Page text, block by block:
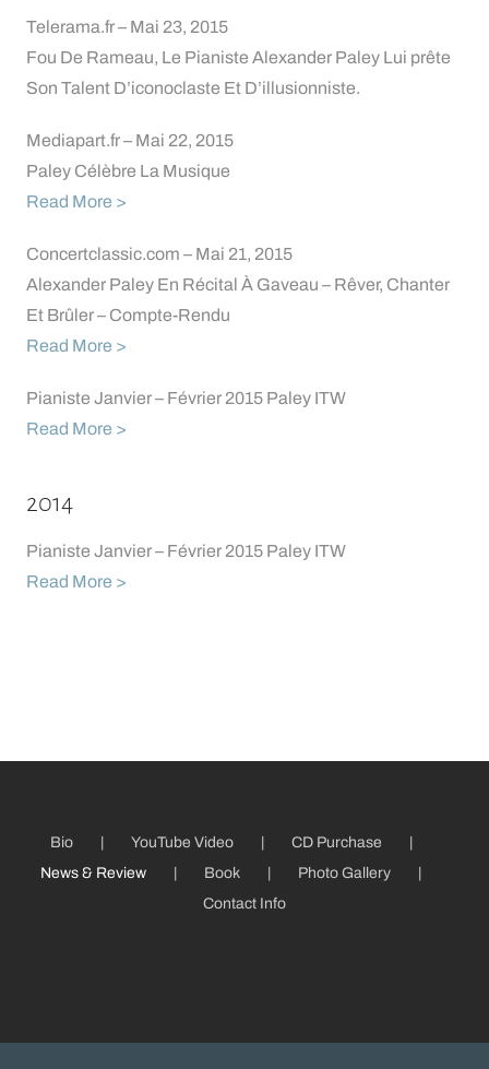
Telerama.fr – Mai 23, 2015
Fou De Rameau, Le Pianiste Alexander Paley Lui prête
Son Talent D’iconoclaste Et D’illusionniste.
Mediapart.fr – Mai 22, 2015
Paley Célèbre La Musique
Read More >
Concertclassic.com – Mai 21, 2015
Alexander Paley En Récital À Gaveau – Rêver, Chanter
Et Brûler – Compte-Rendu
Read More >
Pianiste Janvier – Février 2015 Paley ITW
Read More >
2014
Pianiste Janvier – Février 2015 Paley ITW
Read More >
Bio YouTube Video
CD Purchase
News & Review
Book
Photo Gallery
Contact Info